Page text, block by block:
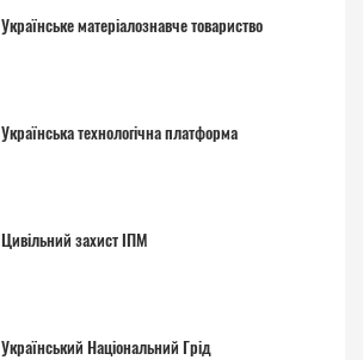
Українське матеріалознавче товариство
Українська технологічна платформа
Цивільний захист ІПМ
Український Національний Грід